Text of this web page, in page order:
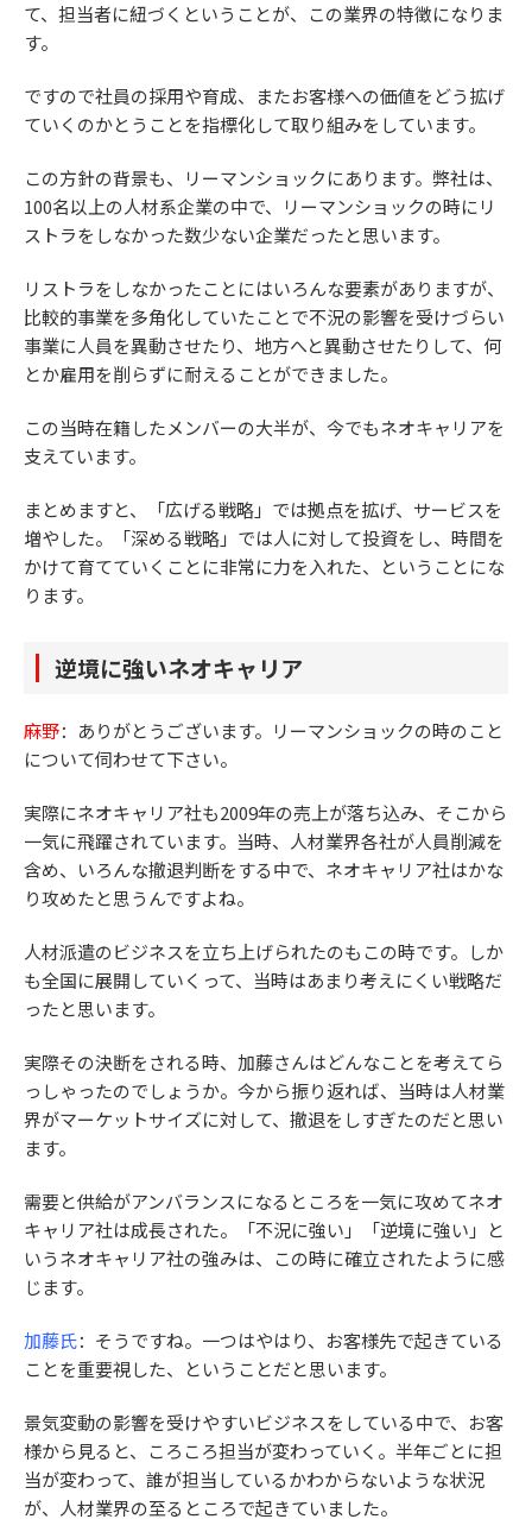
て、担当者に紐づくということが、この業界の特徴になりま
す。
ですので社員の採用や育成、またお客様への価値をどう拡げ
ていくのかとうことを指標化して取り組みをしています。
この方針の背景も、リーマンショックにあります。弊社は、
100名以上の人材系企業の中で、リーマンショックの時にリ
ストラをしなかった数少ない企業だったと思います。
リストラをしなかったことにはいろんな要素がありますが、
比較的事業を多角化していたことで不況の影響を受けづらい
事業に人員を異動させたり、地方へと異動させたりして、何
とか雇用を削らずに耐えることができました。
この当時在籍したメンバーの大半が、今でもネオキャリアを
支えています。
まとめますと、「広げる戦略」では拠点を拡げ、サービスを
増やした。「深める戦略」では人に対して投資をし、時間を
かけて育てていくことに非常に力を入れた、ということにな
ります。
逆境に強いネオキャリア
麻野：ありがとうございます。リーマンショックの時のこと
について伺わせて下さい。
実際にネオキャリア社も2009年の売上が落ち込み、そこから
一気に飛躍されています。当時、人材業界各社が人員削減を
含め、いろんな撤退判断をする中で、ネオキャリア社はかな
り攻めたと思うんですよね。
人材派遣のビジネスを立ち上げられたのもこの時です。しか
も全国に展開していくって、当時はあまり考えにくい戦略だ
ったと思います。
実際その決断をされる時、加藤さんはどんなことを考えてら
っしゃったのでしょうか。今から振り返れば、当時は人材業
界がマーケットサイズに対して、撤退をしすぎたのだと思い
ます。
需要と供給がアンバランスになるところを一気に攻めてネオ
キャリア社は成長された。「不況に強い」「逆境に強い」と
いうネオキャリア社の強みは、この時に確立されたように感
じます。
加藤氏：そうですね。一つはやはり、お客様先で起きている
ことを重要視した、ということだと思います。
景気変動の影響を受けやすいビジネスをしている中で、お客
様から見ると、ころころ担当が変わっていく。半年ごとに担
当が変わって、誰が担当しているかわからないような状況
が、人材業界の至るところで起きていました。